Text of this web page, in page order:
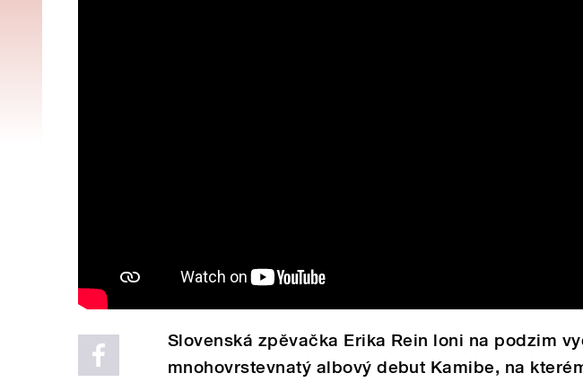
Slovenská zpěvačka Erika Rein loni na podzim
mnohovrstevnatý albový debut Kamibe, na